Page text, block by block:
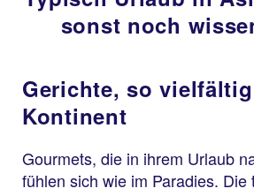
sonst noch
Gerichte, so
Kontinent
Gourmets, die in ihrem Urlaub
fühlen sich wie im Paradies. Die